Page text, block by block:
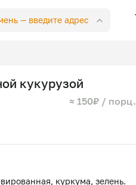
— введите адрес
кукурузой
≈ 150₽ / порц.